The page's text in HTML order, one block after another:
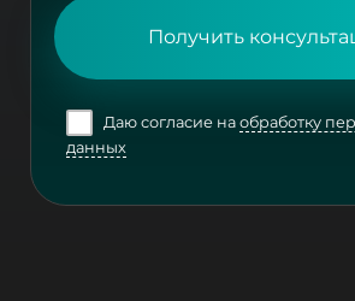
Получить
Даю согласие на обработку
данных